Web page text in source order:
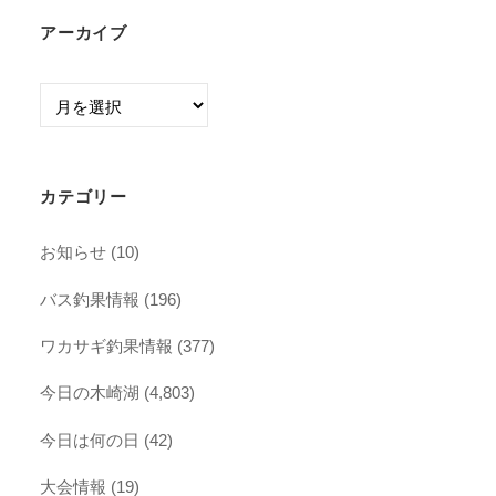
アーカイブ
ア
ブ
カテゴリー
お知らせ (10)
バス釣果情報 (196)
ワカサギ釣果情報 (377)
今日の木崎湖 (4,803)
今日は何の日 (42)
大会情報 (19)